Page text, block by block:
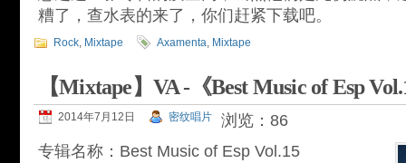
糟了，查水表的来了，你们赶紧下载吧。
Rock, Mixtape Axamenta, Mixtape
【Mixtape】VA -《Best Music of Esp
2014年7月12日 密纹唱片
浏览：86
专辑名称：Best Music of Esp Vol.15